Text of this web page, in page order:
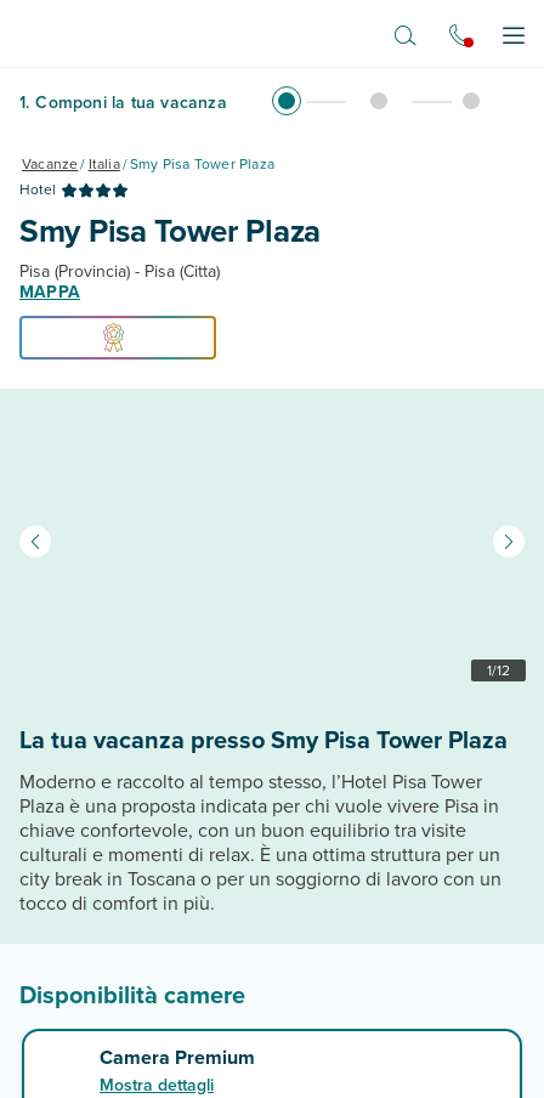
1. Componi la tua vacanza
Vacanze/ Italia/Smy Pisa Tower Plaza
Hotel
Smy Pisa Tower Plaza
Pisa (Provincia) - Pisa (Citta)
MAPPA
1/12
La tua vacanza presso Smy Pisa Tower Plaza
Moderno e raccolto al tempo stesso, l’Hotel Pisa Tower
Plaza è una proposta indicata per chi vuole vivere Pisa in
chiave confortevole, con un buon equilibrio tra visite
culturali e momenti di relax. È una ottima struttura per un
city break in Toscana o per un soggiorno di lavoro con un
tocco di comfort in più.
Disponibilità camere
Camera Premium
Mostra dettagli